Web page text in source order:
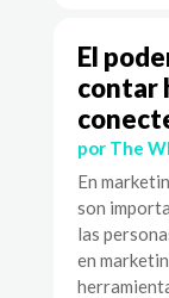
El
contar
por The
En
son
las
en